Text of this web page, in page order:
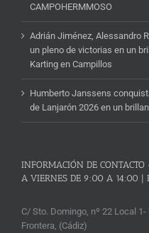
CAMPOHERMMOSO
Adrián Jiménez, Alessandro
un pleno de victorias en un
Karting en Campillos
Humberto Janssens
de Lanjarón 2026 en un
INFORMACIÓN DE
A VIERNES DE 9:00 A 14:00 |
C/ Sto. Domingo, nº 22 Local
Frontera, (Cádiz)